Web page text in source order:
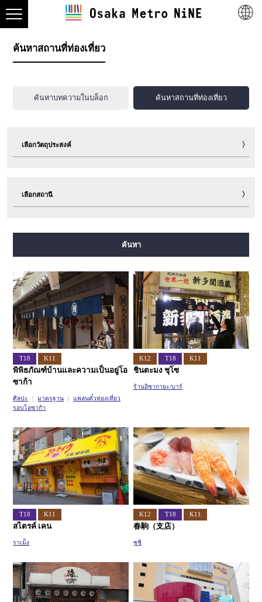
ค้นหาสถานที่ท่องเที่ยว
ค้นหาบทความในบล็อก ค้นหาสถานที่ท่องเที่ยว
เลือกวัตถุประสงค์
เลือกสถานี
สายอิมาซาโตะซุจิ สายนิวแทรม
ค้นหา
T18 K11
พิพิธภัณฑ์บ้านและความเป็นอยู่โอ
ซาก้า
ศิลปะ มาตรฐาน
แพลนตั๋วท่องเที่ยว
รอบโอซาก้า
K12 T18 K11
ชินตะมง ชุโซ
ร้านอิซากายะ/บาร์
T18 K11
สไตรค์ เคน
ราเม็ง
K12 T18 K11
春駒（支店）
ซูชิ